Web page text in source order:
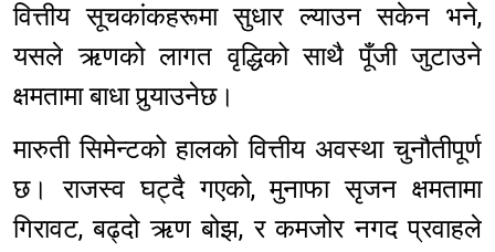
वित्तीय सूचकांकहरूमा सुधार ल्याउन सकेन भने,
यसले ऋणको लागत वृद्धिको साथै पूँजी जुटाउने
क्षमतामा बाधा पुर्‍याउनेछ।
मारुती सिमेन्टको हालको वित्तीय अवस्था चुनौतीपूर्ण
छ। राजस्व घट्दै गएको, मुनाफा सृजन क्षमतामा
गिरावट, बढ्दो ऋण बोझ, र कमजोर नगद प्रवाहले